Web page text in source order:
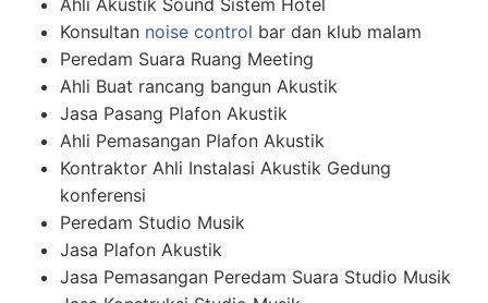
Ahli Akustik Sound Sistem Hotel
Konsultan noise control bar dan klub malam
Peredam Suara Ruang Meeting
Ahli Buat rancang bangun Akustik
Jasa Pasang Plafon Akustik
Ahli Pemasangan Plafon Akustik
Kontraktor Ahli Instalasi Akustik Gedung
konferensi
Peredam Studio Musik
Jasa Plafon Akustik
Jasa Pemasangan Peredam Suara Studio Musik